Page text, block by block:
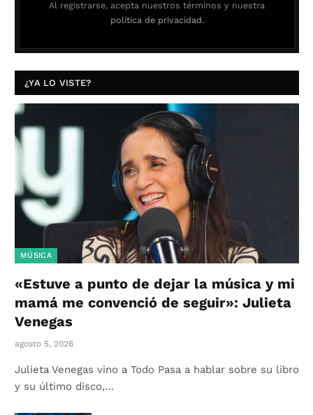
Al registrarse, acepta nuestros términos y nuestra
política de privacidad.
¿YA LO VISTE?
MÚSICA
«Estuve a punto de dejar la música y mi
mamá me convenció de seguir»: Julieta
Venegas
agosto 5, 2026
Julieta Venegas vino a Todo Pasa a hablar sobre su libro
y su último disco,…